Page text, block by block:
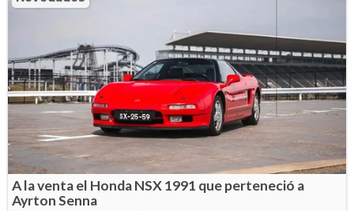
A la venta el Honda NSX 1991 que perteneció a
Ayrton Senna